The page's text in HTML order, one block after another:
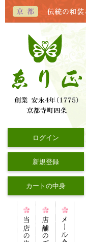
ログイン
新規登録
カートの中身